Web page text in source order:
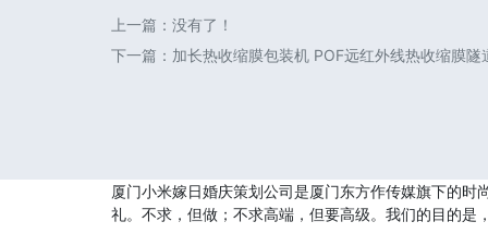
上一篇：没有了！
下一篇： 加长热收缩膜包装机 POF远红外线热收缩膜
厦门小米嫁日婚庆策划公司是厦门东方作传媒旗下的
礼。不求，但做；不求高端，但要高级。我们的目的是